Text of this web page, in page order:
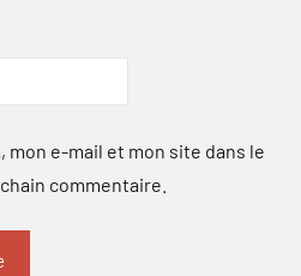
mon e-mail et mon site dans le
commentaire.